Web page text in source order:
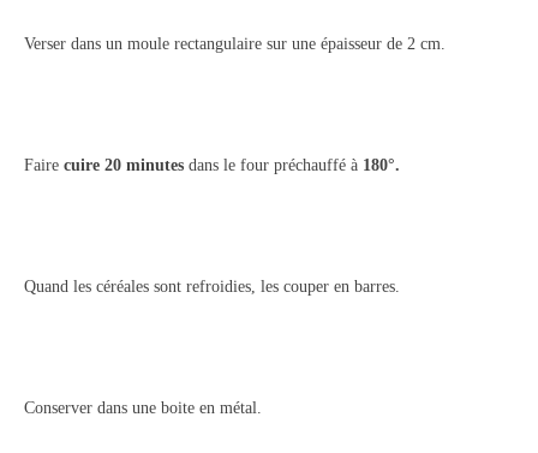
Verser dans un moule rectangulaire sur une épaisseur de 2 cm.
Faire cuire 20 minutes dans le four préchauffé à 180°.
Quand les céréales sont refroidies, les couper en barres.
Conserver dans une boite en métal.